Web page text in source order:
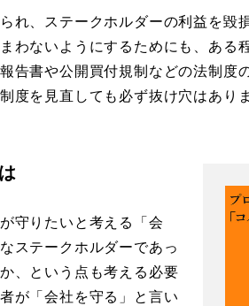
れ、ステークホルダーの利益を毀
わないようにするためにも、ある
告書や公開買付規制などの法制度
度を見直しても必ず抜け穴はあり
守りたいと考える「会
ステークホルダーであっ
、という点も考える必要
が「会社を守る」と言い